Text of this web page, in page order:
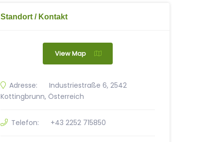
Standort / Kontakt
View Map
Adresse:
Industriestraße 6, 2542
Kottingbrunn, Österreich
Telefon: +43 2252 715850